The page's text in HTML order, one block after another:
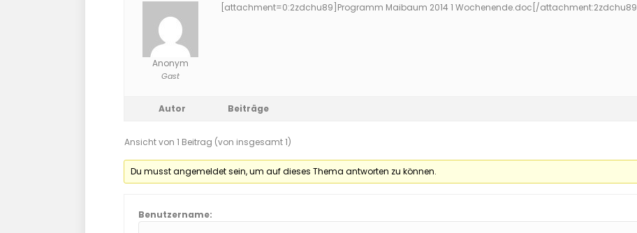
Anonym
Gast
[attachment=0:2zdchu89] Programm Maibaum 2014 1 Wochenende.doc [/attachment:2zdchu89]
Autor Beiträge
Ansicht von 1 Beitrag (von insgesamt 1)
Du musst angemeldet sein, um auf dieses Thema antworten zu können.
Benutzername: